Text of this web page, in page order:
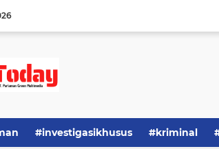
#investigasikhusus #kriminal